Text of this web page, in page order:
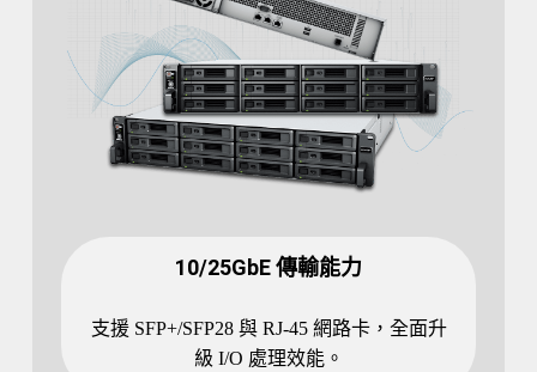
10/25GbE 傳輸能力
支援 SFP+/SFP28 與 RJ-45 網路卡，全面升
級 I/O 處理效能。